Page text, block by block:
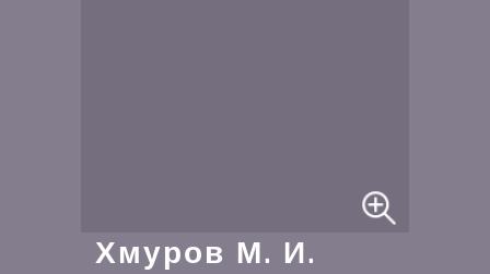
Хмуров М. И.